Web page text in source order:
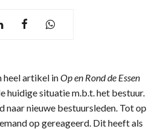
heel artikel inOp en Rond de Essen
huidige situatie m.b.t. het bestuur.
naar nieuwe bestuursleden. Tot op
op gereageerd. Dit heeft als